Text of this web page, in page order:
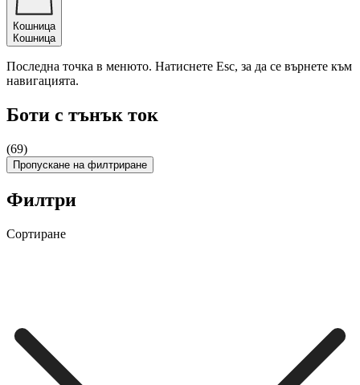
Кошница
Кошница
Последна точка в менюто. Натиснете Esc, за да се върнете към
навигацията.
Боти с тънък ток
(69)
Пропускане на филтриране
Филтри
Сортиране